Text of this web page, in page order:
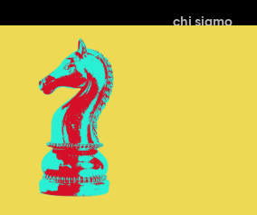
chi siamo